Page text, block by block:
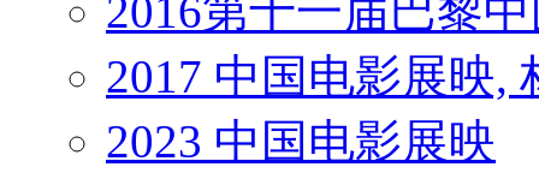
2016第十一届巴黎
2017 中国电影展映,
2023 中国电影展映